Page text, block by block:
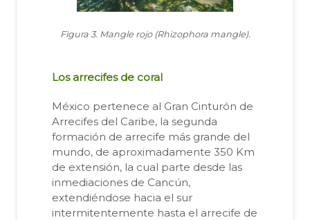
Figura 3. Mangle rojo (Rhizophora mangle).
Los arrecifes de coral
México pertenece al Gran Cinturón de
Arrecifes del Caribe, la segunda
formación de arrecife más grande del
mundo, de aproximadamente 350 Km
de extensión, la cual parte desde las
inmediaciones de Cancún,
extendiéndose hacia el sur
intermitentemente hasta el arrecife de